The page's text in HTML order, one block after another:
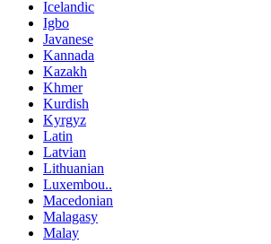
Icelandic
Igbo
Javanese
Kannada
Kazakh
Khmer
Kurdish
Kyrgyz
Latin
Latvian
Lithuanian
Luxembou..
Macedonian
Malagasy
Malay